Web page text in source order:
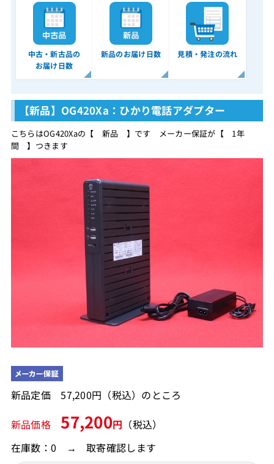
中古・新古品の
お届け日数
新品のお届け日数 見積・発注の流れ
【新品】OG420Xa：ひかり電話アダプター
こちらはOG420Xaの【 新品 】です メーカー保証が【 1年
間 】つきます
新品定価 57,200円（税込）のところ
新品価格57,200円 （税込）
在庫数：0 → 取寄確認します